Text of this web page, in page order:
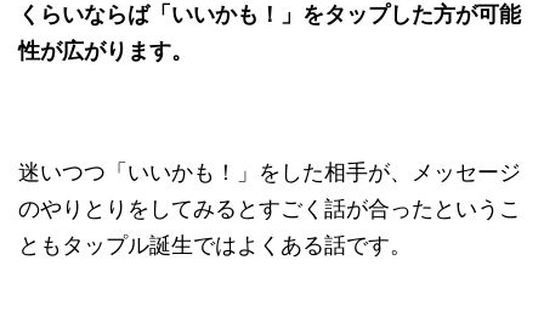
くらいならば「いいかも！」をタップした方が可能
性が広がります。
迷いつつ「いいかも！」をした相手が、メッセージ
のやりとりをしてみるとすごく話が合ったというこ
ともタップル誕生ではよくある話です。